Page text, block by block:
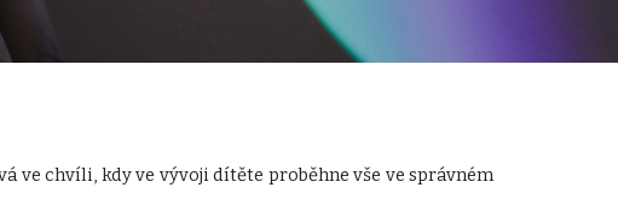
ve chvíli, kdy ve vývoji dítěte proběhne vše ve správném